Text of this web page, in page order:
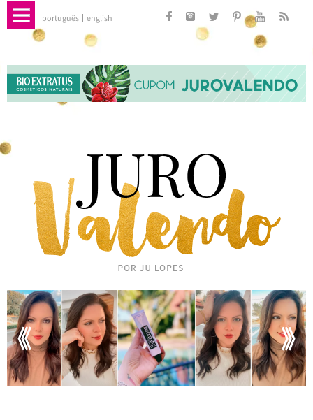
português english